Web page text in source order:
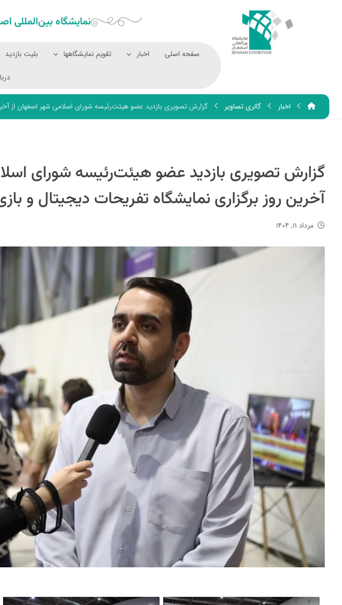
نمایشگاه بین‌المللی‌
صفحه اصلی اخبار تقویم نمایشگاهها بلیت بازدید
اخبار گالری تصاویر گزارش تصویری بازدید عضو هیئت‌رئیسه شورای اسلامی شهر اصفهان از آخرین
گزارش تصویری بازدید عضو هیئت‌رئیسه شورای
آخرین روز برگزاری نمایشگاه تفریحات دیجیتال و بازی
مرداد ۱۱, ۱۴۰۴